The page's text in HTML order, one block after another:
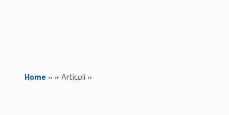
Home » » Articoli »